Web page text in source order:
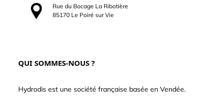
Rue du Bocage La Ribotière
85170 Le Poiré sur Vie
QUI SOMMES-NOUS ?
Hydrodis est une société française basée en Vendée.